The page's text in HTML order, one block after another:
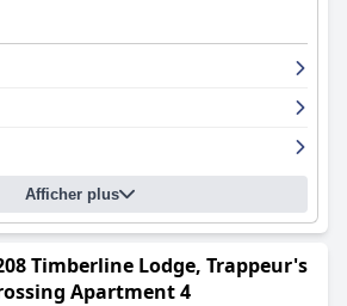
Afficher plus
Timberline Lodge, Trappeur's
Apartment 4